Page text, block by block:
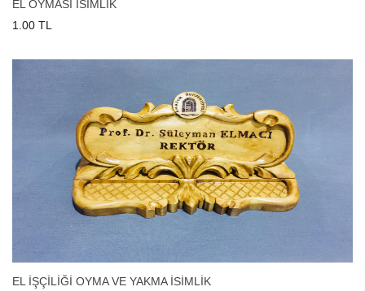
EL OYMASI İSİMLİK
1.00 TL
EL İŞÇİLİĞİ OYMA VE YAKMA İSİMLİK